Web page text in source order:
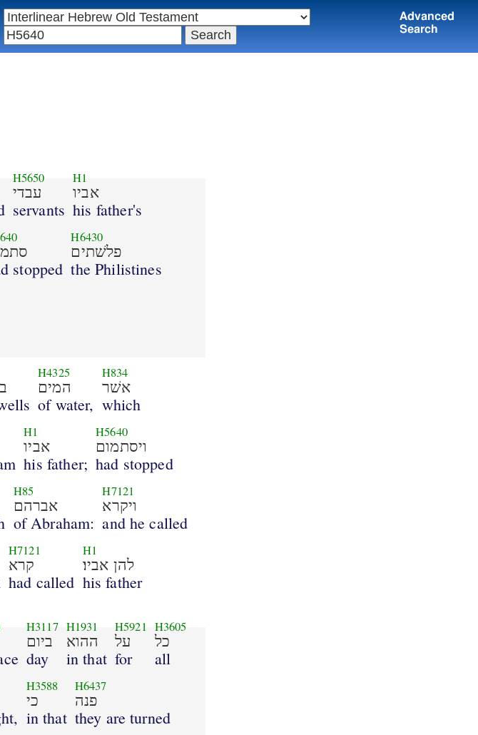
Advanced
Search
H5650
עבדי
servants
H1
אביו
his father's
stopped
H6430
פלשׁתים
the Philistines
H4325
המים
of water,
H834
אשׁר
which
H1
אביו
his father;
H5640
ויסתמום
had stopped
H85
אברהם
of Abraham:
H7121
ויקרא
and he called
H7121
קרא
had called
H1
להן אביו׃
his father
H3117
ביום
day
H1931
ההוא
in that
H5921
על
for
H3605
כל
all
H3588
כי
in that
H6437
פנה
they are turned